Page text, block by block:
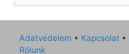
Adatvédelem • Kapcsolat •
Rólunk